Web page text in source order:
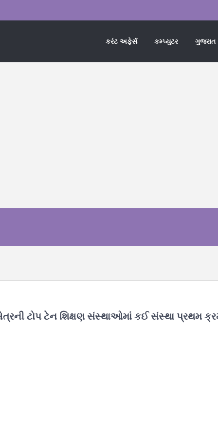
કરંટ અફેર્સ કમ્પ્યુટર ગુજરાત
ટોપ ટેન શિક્ષણ સંસ્થાઓમાં કઈ સંસ્થા પ્રથમ